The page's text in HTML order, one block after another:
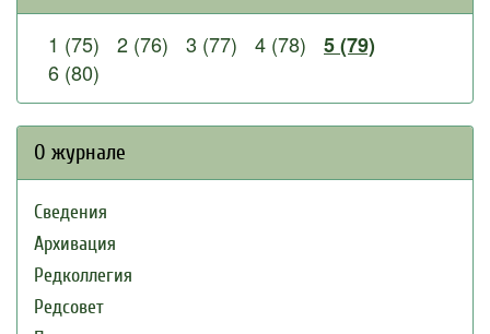
1 (75) 2 (76) 3 (77) 4 (78)
5 (79)
6 (80)
О журнале
Сведения
Архивация
Редколлегия
Редсовет